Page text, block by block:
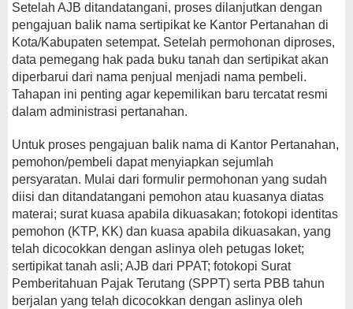
Setelah AJB ditandatangani, proses dilanjutkan dengan
pengajuan balik nama sertipikat ke Kantor Pertanahan di
Kota/Kabupaten setempat. Setelah permohonan diproses,
data pemegang hak pada buku tanah dan sertipikat akan
diperbarui dari nama penjual menjadi nama pembeli.
Tahapan ini penting agar kepemilikan baru tercatat resmi
dalam administrasi pertanahan.
Untuk proses pengajuan balik nama di Kantor Pertanahan,
pemohon/pembeli dapat menyiapkan sejumlah
persyaratan. Mulai dari formulir permohonan yang sudah
diisi dan ditandatangani pemohon atau kuasanya diatas
materai; surat kuasa apabila dikuasakan; fotokopi identitas
pemohon (KTP, KK) dan kuasa apabila dikuasakan, yang
telah dicocokkan dengan aslinya oleh petugas loket;
sertipikat tanah asli; AJB dari PPAT; fotokopi Surat
Pemberitahuan Pajak Terutang (SPPT) serta PBB tahun
berjalan yang telah dicocokkan dengan aslinya oleh